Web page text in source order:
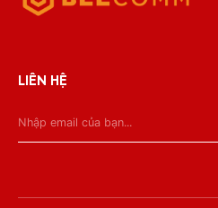
LIÊN HỆ